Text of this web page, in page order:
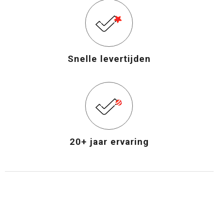
Snelle levertijden
20+ jaar ervaring